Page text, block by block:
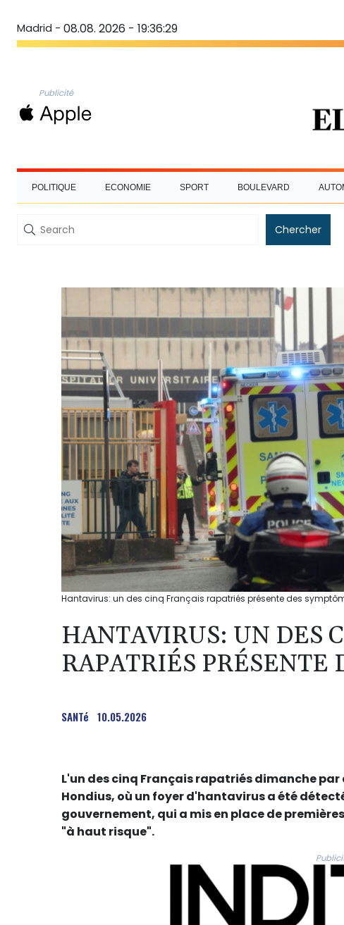
Madrid - 08.08. 2026 - 19:36:30
Publicité
POLITIQUE ECONOMIE SPORT BOULEVARD
Chercher
Hantavirus: un des cinq Français rapatriés présente des
HANTAVIRUS: UN DES
RAPATRIÉS PRÉSENTE
SANTé 10.05.2026
L'un des cinq Français rapatriés dimanche
Hondius, où un foyer d'hantavirus a été
gouvernement, qui a mis en place de
"à haut risque".